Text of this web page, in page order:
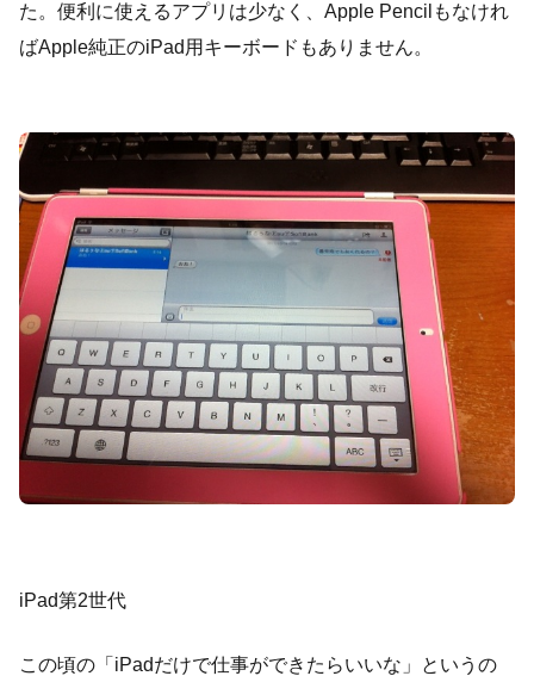
た。便利に使えるアプリは少なく、Apple Pencilもなけれ
ばApple純正のiPad用キーボードもありません。
iPad第2世代
この頃の「iPadだけで仕事ができたらいいな」というの